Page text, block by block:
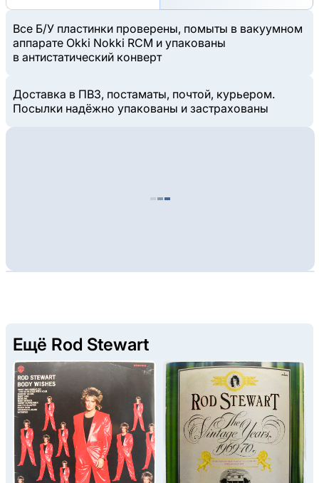
Все Б/У пластинки проверены, помыты в вакуумном
аппарате Okki Nokki RCM и упакованы
в антистатический конверт
Доставка в ПВЗ, постаматы, почтой, курьером.
Посылки надёжно упакованы и застрахованы
Ещё Rod Stewart